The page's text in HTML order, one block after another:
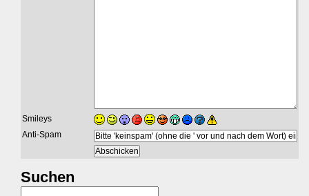
Smileys
Anti-Spam
Suchen